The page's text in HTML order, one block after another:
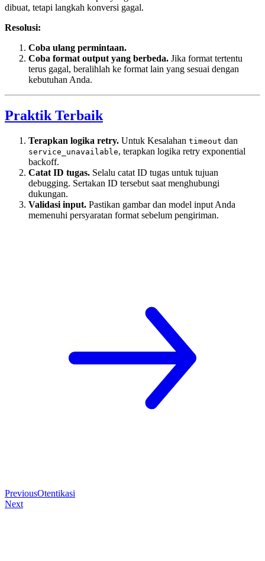
dibuat, tetapi langkah konversi gagal.
Resolusi:
Coba ulang permintaan.
Coba format output yang berbeda. Jika format tertentu
terus gagal, beralihlah ke format lain yang sesuai dengan
kebutuhan Anda.
Praktik Terbaik
Terapkan logika retry. Untuk Kesalahan timeout dan
service_unavailable, terapkan logika retry exponential
backoff.
Catat ID tugas. Selalu catat ID tugas untuk tujuan
debugging. Sertakan ID tersebut saat menghubungi
dukungan.
Validasi input. Pastikan gambar dan model input Anda
memenuhi persyaratan format sebelum pengiriman.
PreviousOtentikasi
Next